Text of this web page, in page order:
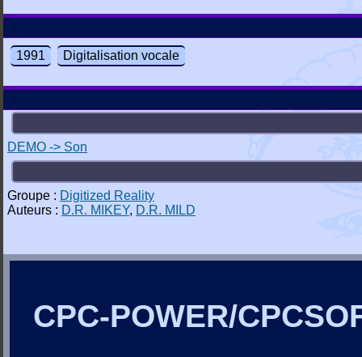
1991 Digitalisation vocale
DEMO -> Son
Groupe : Digitized Reality
Auteurs : D.R. MIKEY, D.R. MILD
CPC-POWER/